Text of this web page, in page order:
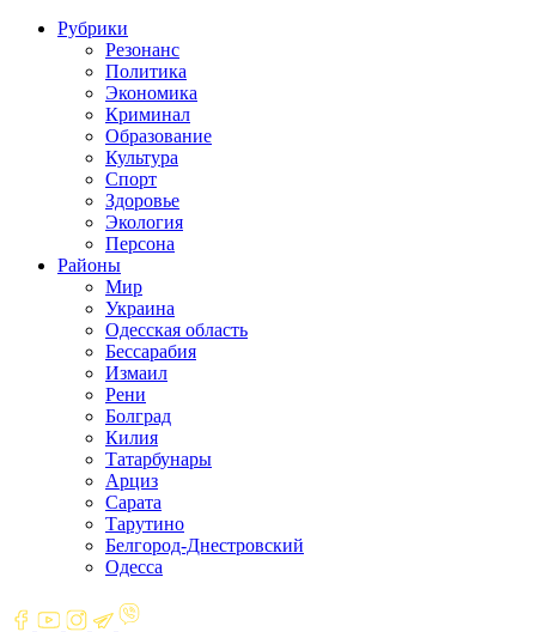
Рубрики
Резонанс
Политика
Экономика
Криминал
Образование
Культура
Спорт
Здоровье
Экология
Персона
Районы
Мир
Украина
Одесская область
Бессарабия
Измаил
Рени
Болград
Килия
Татарбунары
Арциз
Сарата
Тарутино
Белгород-Днестровский
Одесса